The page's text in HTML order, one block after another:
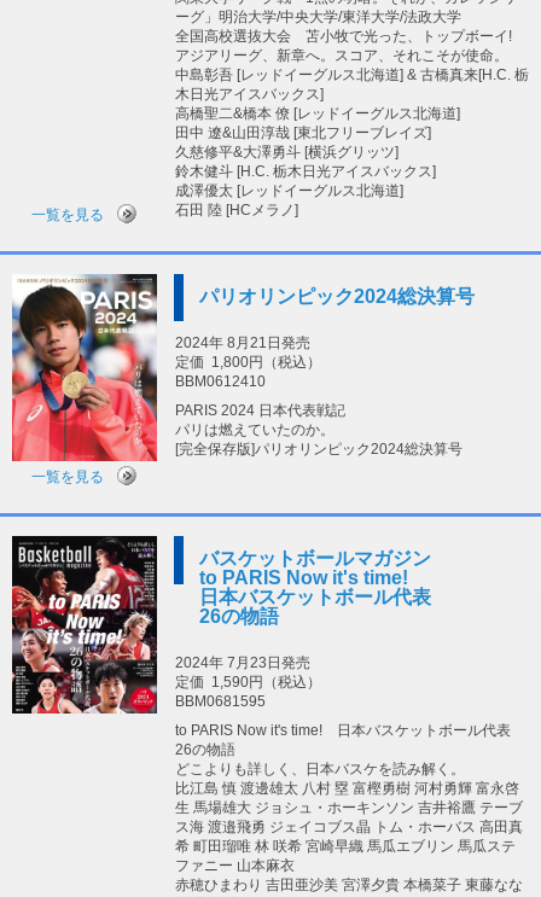
ーグ」明治大学/中央大学/東洋大学/法政大学
全国高校選抜大会 苫小牧で光った、トップボーイ!
アジアリーグ、新章へ。スコア、それこそが使命。
中島彰吾 [レッドイーグルス北海道] & 古橋真来[H.C. 栃
木日光アイスバックス]
高橋聖二&橋本 僚 [レッドイーグルス北海道]
田中 遼&山田淳哉 [東北フリーブレイズ]
久慈修平&大澤勇斗 [横浜グリッツ]
鈴木健斗 [H.C. 栃木日光アイスバックス]
成澤優太 [レッドイーグルス北海道]
石田 陸 [HCメラノ]
一覧を見る
パリオリンピック2024総決算号
2024年 8月21日発売
定価 1,800円（税込）
BBM0612410
PARIS 2024 日本代表戦記
パリは燃えていたのか。
[完全保存版]パリオリンピック2024総決算号
一覧を見る
バスケットボールマガジン
to PARIS Now it's time!
日本バスケットボール代表
26の物語
2024年 7月23日発売
定価 1,590円（税込）
BBM0681595
to PARIS Now it's time! 日本バスケットボール代表
26の物語
どこよりも詳しく、日本バスケを読み解く。
比江島 慎 渡邊雄太 八村 塁 富樫勇樹 河村勇輝 富永啓
生 馬場雄大 ジョシュ・ホーキンソン 吉井裕鷹 テーブ
ス海 渡邉飛勇 ジェイコブス晶 トム・ホーバス 高田真
希 町田瑠唯 林 咲希 宮崎早織 馬瓜エブリン 馬瓜ステ
ファニー 山本麻衣
赤穂ひまわり 吉田亜沙美 宮澤夕貴 本橋菜子 東藤なな